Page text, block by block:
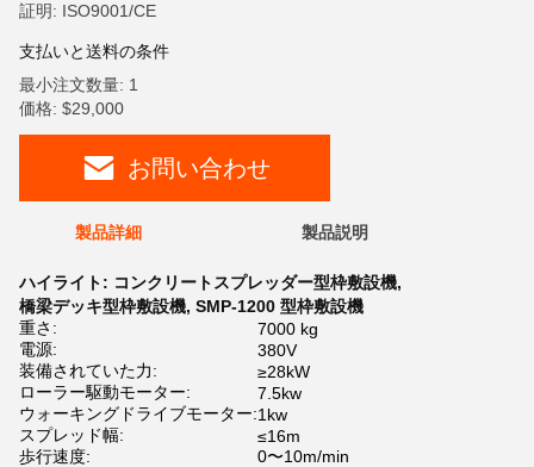
証明: ISO9001/CE
支払いと送料の条件
最小注文数量: 1
価格: $29,000
お問い合わせ
製品詳細 製品説明
ハイライト: コンクリートスプレッダー型枠敷設機,
橋梁デッキ型枠敷設機, SMP-1200 型枠敷設機
重さ:
7000 kg
電源:
380V
装備されていた力:
≥28kW
ローラー駆動モーター:
7.5kw
ウォーキングドライブモーター:1kw
スプレッド幅:
≤16m
歩行速度:
0〜10m/min